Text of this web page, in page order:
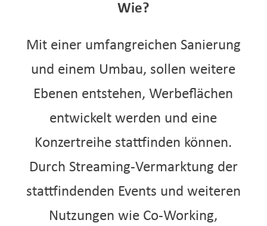
Wie?
Mit einer umfangreichen Sanierung
und einem Umbau, sollen weitere
Ebenen entstehen, Werbeflächen
entwickelt werden und eine
Konzertreihe stattfinden können.
Durch Streaming-Vermarktung der
stattfindenden Events und weiteren
Nutzungen wie Co-Working,